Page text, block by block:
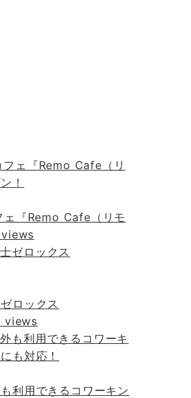
ェ『Remo Cafe（リモ
ロックス
views
利用できるコワーキン